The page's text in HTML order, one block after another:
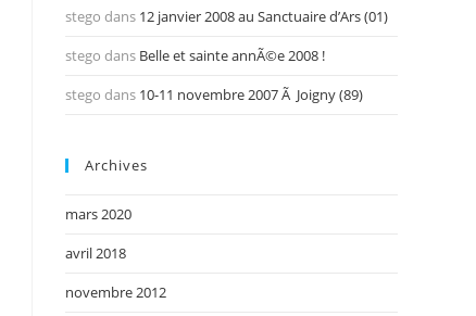
stego dans 12 janvier 2008 au Sanctuaire d’Ars (01)
stego dans Belle et sainte annÃ©e 2008 !
stego dans 10-11 novembre 2007 Ã Joigny (89)
Archives
mars 2020
avril 2018
novembre 2012